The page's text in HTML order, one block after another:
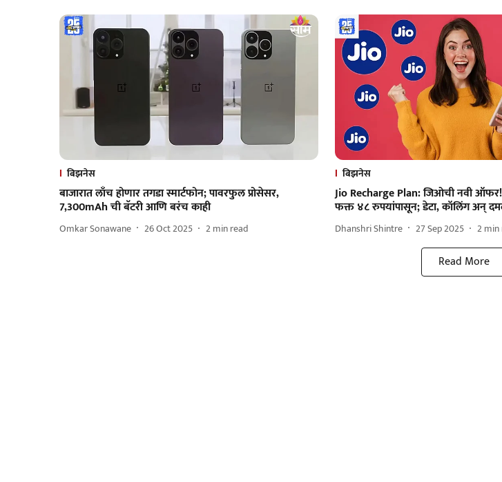
बिझनेस
बाजारात लाँच होणार तगडा स्मार्टफोन; पावरफुल प्रोसेसर,
7,300mAh ची बॅटरी आणि बरंच काही
Omkar Sonawane 26 Oct 2025 2min read
बिझनेस
Jio Recharge Plan: जिओची नवी
फक्त ४८ रुपयांपासून; डेटा, कॉलिंग अन्
Dhanshri Shintre 27 Sep 2025 2min
Read More